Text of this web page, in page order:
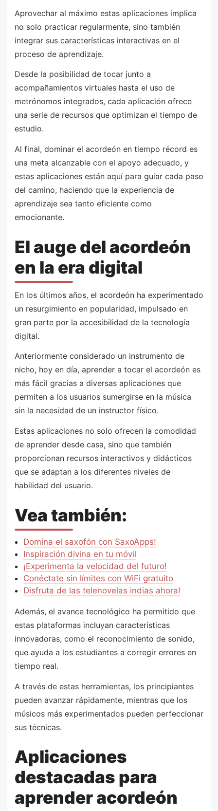
Aprovechar al máximo estas aplicaciones implica
no solo practicar regularmente, sino también
integrar sus características interactivas en el
proceso de aprendizaje.
Desde la posibilidad de tocar junto a
acompañamientos virtuales hasta el uso de
metrónomos integrados, cada aplicación ofrece
una serie de recursos que optimizan el tiempo de
estudio.
Al final, dominar el acordeón en tiempo récord es
una meta alcanzable con el apoyo adecuado, y
estas aplicaciones están aquí para guiar cada paso
del camino, haciendo que la experiencia de
aprendizaje sea tanto eficiente como
emocionante.
El auge del acordeón
en la era digital
En los últimos años, el acordeón ha experimentado
un resurgimiento en popularidad, impulsado en
gran parte por la accesibilidad de la tecnología
digital.
Anteriormente considerado un instrumento de
nicho, hoy en día, aprender a tocar el acordeón es
más fácil gracias a diversas aplicaciones que
permiten a los usuarios sumergirse en la música
sin la necesidad de un instructor físico.
Estas aplicaciones no solo ofrecen la comodidad
de aprender desde casa, sino que también
proporcionan recursos interactivos y didácticos
que se adaptan a los diferentes niveles de
habilidad del usuario.
Vea también:
Domina el saxofón con SaxoApps!
Inspiración divina en tu móvil
¡Experimenta la velocidad del futuro!
Conéctate sin límites con WiFi gratuito
Disfruta de las telenovelas indias ahora!
Además, el avance tecnológico ha permitido que
estas plataformas incluyan características
innovadoras, como el reconocimiento de sonido,
que ayuda a los estudiantes a corregir errores en
tiempo real.
A través de estas herramientas, los principiantes
pueden avanzar rápidamente, mientras que los
músicos más experimentados pueden perfeccionar
sus técnicas.
Aplicaciones
destacadas para
aprender acordeón